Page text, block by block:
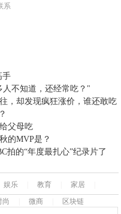
系
手
不知道，还经常吃？"
，却发现疯狂涨价，谁还敢吃
父母吃
的MVP是？
拍的“年度最扎心”纪录片了
娱乐 教育 家居
尚 微商 区块链